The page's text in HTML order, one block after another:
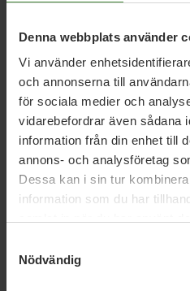
Denna webbplats använder
Vi använder
och annonserna till
för sociala medier och
vidarebefordrar även sådana
information från din enhet till
annons- och analysföretag
Dessa kan i sin tur
information som du har
Nödvändig
Alla ska känna
Nacksta,
Svartvik och
parti som står upp för